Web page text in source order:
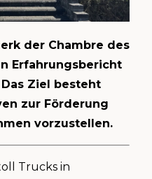
der Chambre des
Erfahrungsbericht
Ziel besteht
zur Förderung
vorzustellen.
Trucks in